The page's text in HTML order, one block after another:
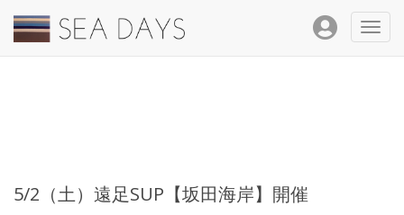
5/2（土）遠足SUP【坂田海岸】開催